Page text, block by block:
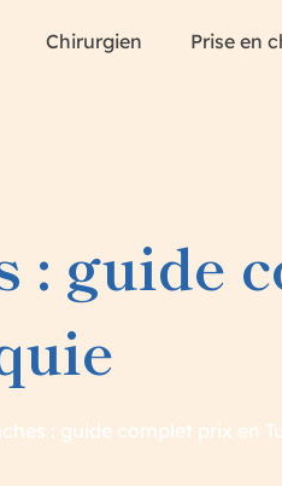
Chirurgien Prise en
: guide
: guide complet prix en